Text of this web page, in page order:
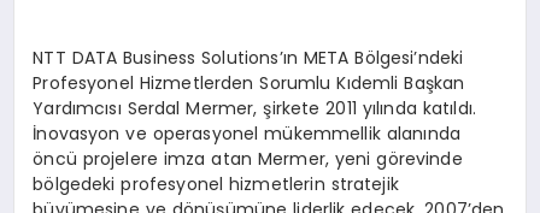
NTT DATA Business Solutions’ın META Bölgesi’ndeki
Profesyonel Hizmetlerden Sorumlu Kıdemli Başkan
Yardımcısı Serdal Mermer, şirkete 2011 yılında katıldı.
İnovasyon ve operasyonel mükemmellik alanında
öncü projelere imza atan Mermer, yeni görevinde
bölgedeki profesyonel hizmetlerin stratejik